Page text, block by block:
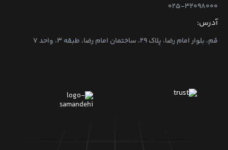
۰۲۵-۳۲۰۹۸۰۰۰
آدرس:
قم، بلوار امام رضا، پلاک ۲۹، ساختمان امام رضا، طبقه ۳، واحد ۷